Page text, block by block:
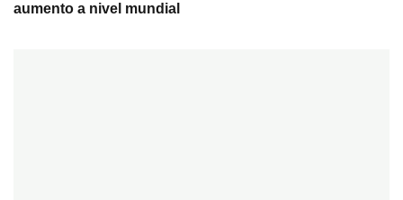
aumento a nivel mundial